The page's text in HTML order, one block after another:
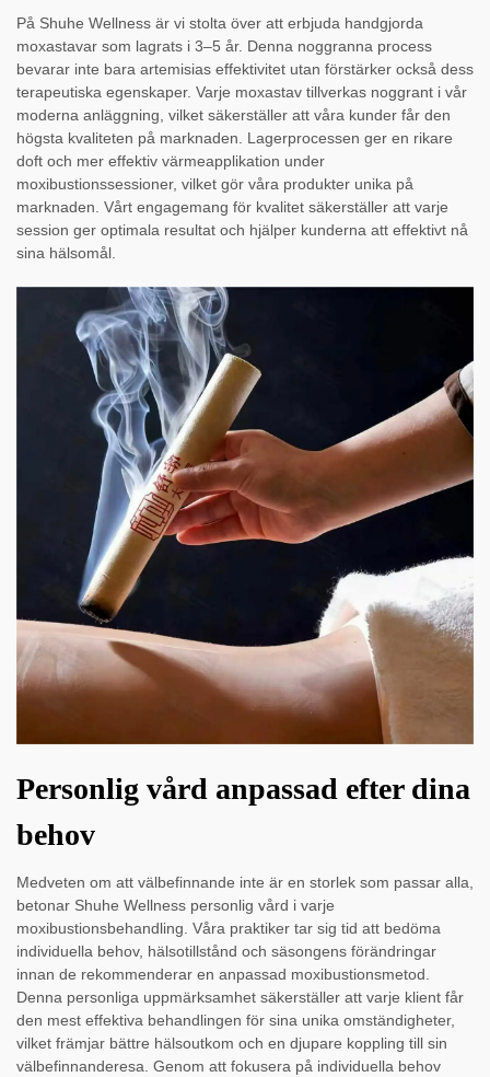
På Shuhe Wellness är vi stolta över att erbjuda handgjorda
moxastavar som lagrats i 3–5 år. Denna noggranna process
bevarar inte bara artemisias effektivitet utan förstärker också dess
terapeutiska egenskaper. Varje moxastav tillverkas noggrant i vår
moderna anläggning, vilket säkerställer att våra kunder får den
högsta kvaliteten på marknaden. Lagerprocessen ger en rikare
doft och mer effektiv värmeapplikation under
moxibustionssessioner, vilket gör våra produkter unika på
marknaden. Vårt engagemang för kvalitet säkerställer att varje
session ger optimala resultat och hjälper kunderna att effektivt nå
sina hälsomål.
Personlig vård anpassad efter dina
behov
Medveten om att välbefinnande inte är en storlek som passar alla,
betonar Shuhe Wellness personlig vård i varje
moxibustionsbehandling. Våra praktiker tar sig tid att bedöma
individuella behov, hälsotillstånd och säsongens förändringar
innan de rekommenderar en anpassad moxibustionsmetod.
Denna personliga uppmärksamhet säkerställer att varje klient får
den mest effektiva behandlingen för sina unika omständigheter,
vilket främjar bättre hälsoutkom och en djupare koppling till sin
välbefinnanderesa. Genom att fokusera på individuella behov